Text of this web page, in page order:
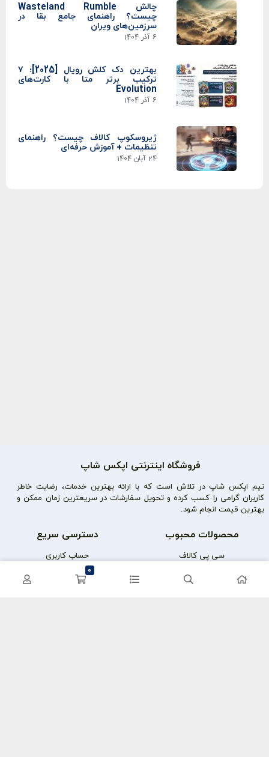
چالش Wasteland Rumble
چیست؟ راهنمای جامع بقا در
سرزمین‌های ویران
6 آذر 1404
بهترین دک کلش رویال [2025]؛ ۷
ترکیب برتر متا با کارت‌های
Evolution
6 آذر 1404
ژیروسکوپ کالاف چیست؟ راهنمای
تنظیمات + آموزش حرفه‌ای
24 آبان 1404
فروشگاه اینترنتی اپکس شاپ
تیم اپکس شاپ در تلاش است که با ارائه بهترین خدمات، رضایت خاطر
کاربران گرامی را کسب کرده و تحویل سفارشات در سریعترین زمان ممکن و
بهترین قیمت انجام شود.
محصولات محبوب
سی پی کالاف
کریستال گنشین
دسترسی سریع
حساب کاربری
سفارشات
0